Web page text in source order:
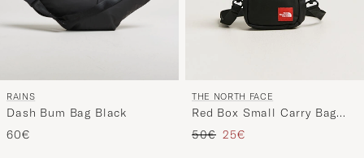
RAINS
Dash Bum Bag Black
60€
THE NORTH FACE
Red Box Small Carry Bag
Black
Tavallinen hinta
50€ Alennettu hinta
25€